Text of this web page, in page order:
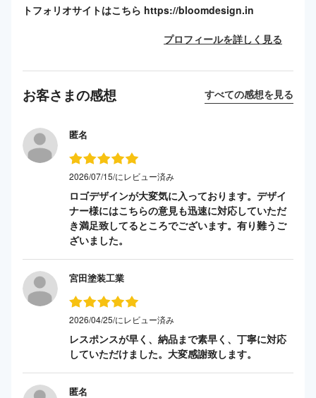
トフォリオサイトはこちら https://bloomdesign.in
プロフィールを詳しく見る
お客さまの感想 すべての感想を見る
匿名
2026/07/15/にレビュー済み
ロゴデザインが大変気に入っております。デザイ
ナー様にはこちらの意見も迅速に対応していただ
き満足致してるところでございます。有り難うご
ざいました。
宮田塗装工業
2026/04/25/にレビュー済み
レスポンスが早く、納品まで素早く、丁寧に対応
していただけました。大変感謝致します。
匿名